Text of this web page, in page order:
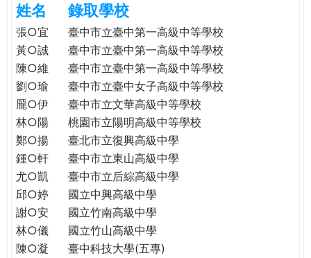
格。
e
r
e
姓名 錄取學校
張○宜
臺中市立臺中第一高級中等學校
黃○誠
臺中市立臺中第一高級中等學校
陳○維
臺中市立臺中第一高級中等學校
劉○瑜
臺中市立臺中女子高級中等學校
龎○伊
臺中市立文華高級中等學校
林○陽
桃園市立陽明高級中等學校
鄭○揚
臺北市立復興高級中學
鍾○軒
臺中市立東山高級中學
尤○凱
臺中市立后綜高級中學
邱○婷
國立中興高級中學
謝○安
國立竹南高級中學
林○儀
國立竹山高級中學
陳○凝
臺中科技大學(五專)